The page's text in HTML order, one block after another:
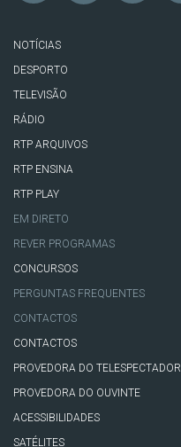
NOTÍCIAS
DESPORTO
TELEVISÃO
RÁDIO
RTP ARQUIVOS
RTP ENSINA
RTP PLAY
EM DIRETO
REVER PROGRAMAS
CONCURSOS
PERGUNTAS FREQUENTES
CONTACTOS
CONTACTOS
PROVEDORA DO TELESPECTADOR
PROVEDORA DO OUVINTE
ACESSIBILIDADES
SATÉLITES